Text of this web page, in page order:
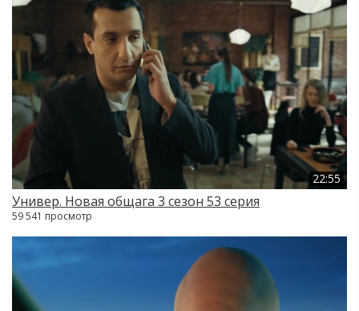
22:55
Универ. Новая общага 3 сезон 53 серия
59 541 просмотр